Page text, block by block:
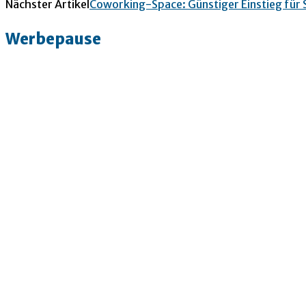
Nächster ArtikelCoworking-Space: Günstiger Einstieg für
Werbepause